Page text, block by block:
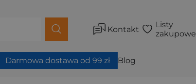
Kontakt
Listy
zakupowe
Darmowa dostawa od 99 zł Blog